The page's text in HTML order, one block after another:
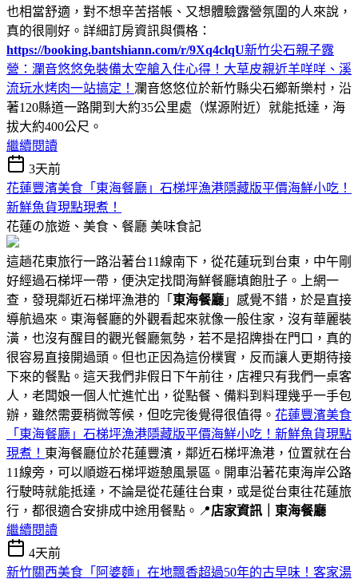
也相當舒適，對不想辛苦搭帳、又想體驗露營氛圍的人來說，
真的很剛好。詳細訂房資訊與價格：
https://booking.bantshiann.com/r/9Xq4clqU新竹尖石親子露
營：瀾音悠悠免裝備太空艙入住心得！大草皮親近羊咩咩、溪
流玩水烤肉一站搞定！ 瀾音悠悠位於新竹縣尖石鄉新樂村，沿
著120縣道一路開到大約35公里處（煤源附近）就能抵達，海
拔大約400公尺。
繼續閱讀
3天前
花蓮豐濱美食「東海餐廳」石梯坪漁港隱藏版平價海鮮小吃！
新鮮魚貨現點現煮！
花蓮の旅遊、美食、餐廳 美味食記
這趟花東旅行一路沿著台11線南下，從花蓮玩到台東，中午剛
好經過石梯坪一帶，便決定找間海鮮餐廳填飽肚子。上網一
查，發現鄰近石梯坪漁港的「 東海餐廳 」感覺不錯，於是直接
導航過來。東海餐廳的外觀看起來就像一般住家，沒有華麗裝
潢，也沒有醒目的觀光餐廳氣勢，若不是招牌掛在門口，真的
很容易直接開過頭。但也正因為這份樸實，反而讓人更期待接
下來的餐點。這天我們非假日下午前往，店裡只有我們一桌客
人，老闆娘一個人忙進忙出，從點餐、備料到料理幾乎一手包
辦，雖然需要稍微等候，但吃完後覺得很值得。 花蓮豐濱美食
「東海餐廳」石梯坪漁港隱藏版平價海鮮小吃！新鮮魚貨現點
現煮！ 東海餐廳位於花蓮豐濱，鄰近石梯坪漁港，位置就在台
11線旁，可以順遊石梯坪遊憩風景區。開車沿著花東海岸公路
行駛時就能抵達，不論是從花蓮往台東，或是從台東往花蓮旅
行，都很適合安排成中途用餐點。📍店家資訊｜東海餐廳
繼續閱讀
4天前
新竹關西美食「阿婆麵」在地飄香超過50年的古早味！客家湯